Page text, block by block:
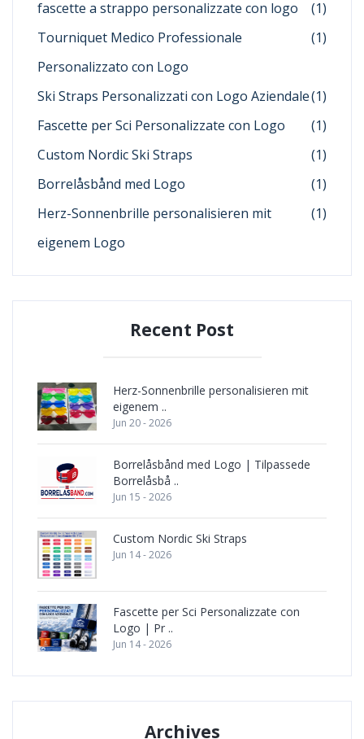
fascette a strappo personalizzate con logo
(1)
Tourniquet Medico Professionale
Personalizzato con Logo
(1)
Ski Straps Personalizzati con Logo Aziendale(1)
Fascette per Sci Personalizzate con Logo
(1)
Custom Nordic Ski Straps
(1)
Borrelåsbånd med Logo
(1)
Herz-Sonnenbrille personalisieren mit
eigenem Logo
(1)
Recent Post
Herz-Sonnenbrille personalisieren mit
eigenem ..
Jun 20 - 2026
Borrelåsbånd med Logo | Tilpassede
Borrelåsbå ..
Jun 15 - 2026
Custom Nordic Ski Straps
Jun 14 - 2026
Fascette per Sci Personalizzate con
Logo | Pr ..
Jun 14 - 2026
Archives